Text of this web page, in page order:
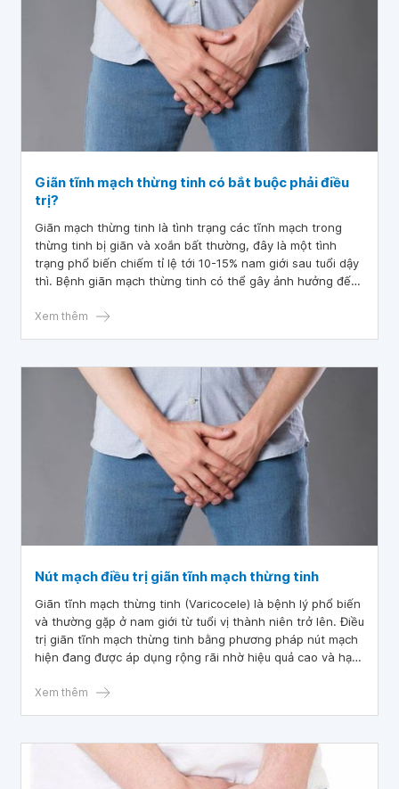
Giãn tĩnh mạch thừng tinh có bắt buộc phải điều
trị?
Giãn mạch thừng tinh là tình trạng các tĩnh mạch trong
thừng tinh bị giãn và xoắn bất thường, đây là một tình
trạng phổ biến chiếm tỉ lệ tới 10-15% nam giới sau tuổi dậy
thì. Bệnh giãn mạch thừng tinh có thể gây ảnh hưởng đến
Xem thêm
Nút mạch điều trị giãn tĩnh mạch thừng tinh
Giãn tĩnh mạch thừng tinh (Varicocele) là bệnh lý phổ biến
và thường gặp ở nam giới từ tuổi vị thành niên trở lên. Điều
trị giãn tĩnh mạch thừng tinh bằng phương pháp nút mạch
hiện đang được áp dụng rộng rãi nhờ hiệu quả cao và hạn
Xem thêm